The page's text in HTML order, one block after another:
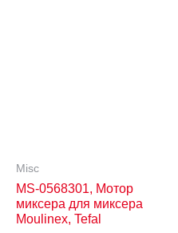
Misc
MS-0568301, Мотор
миксера для миксера
Moulinex, Tefal